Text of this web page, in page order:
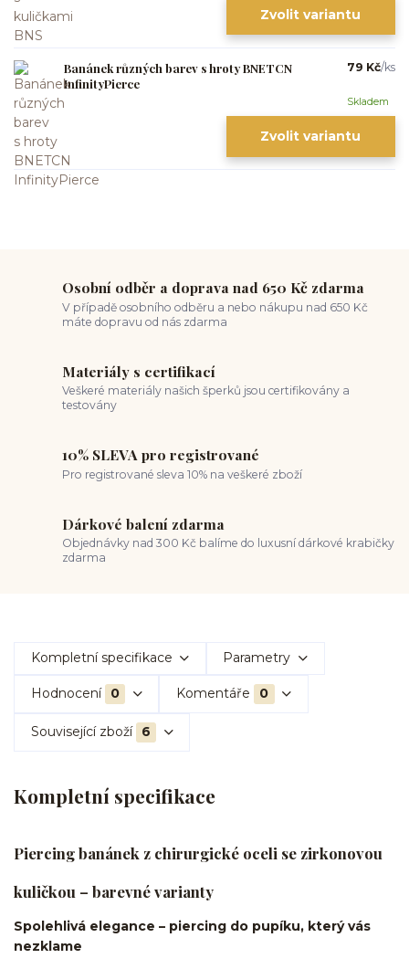
Zvolit variantu
Banánek různých barev s hroty BNETCN
InfinityPierce
79 Kč/ks
Skladem
Zvolit variantu
Osobní odběr a doprava nad 650 Kč zdarma
V případě osobního odběru a nebo nákupu nad 650 Kč
máte dopravu od nás zdarma
Materiály s certifikací
Veškeré materiály našich šperků jsou certifikovány a
testovány
10% SLEVA pro registrované
Pro registrované sleva 10% na veškeré zboží
Dárkové balení zdarma
Objednávky nad 300 Kč balíme do luxusní dárkové krabičky
zdarma
Kompletní specifikace Parametry
Hodnocení 0 Komentáře 0
Související zboží 6
Kompletní specifikace
Piercing banánek z chirurgické oceli se zirkonovou
kuličkou – barevné varianty
Spolehlivá elegance – piercing do pupíku, který vás
nezklame